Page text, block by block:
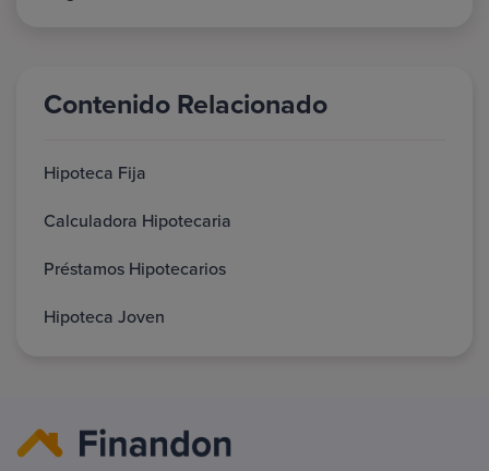
Contenido Relacionado
Hipoteca Fija
Calculadora Hipotecaria
Préstamos Hipotecarios
Hipoteca Joven